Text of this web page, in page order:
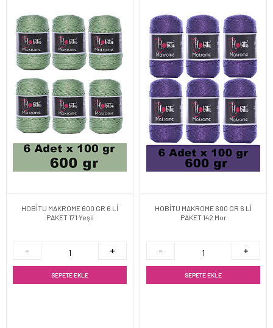
HOBİTU MAKROME 600 GR 6 Lİ
PAKET 171 Yeşil
SEPETE EKLE
HOBİTU MAKROME 600 GR 6 Lİ
PAKET 142 Mor
SEPETE EKLE